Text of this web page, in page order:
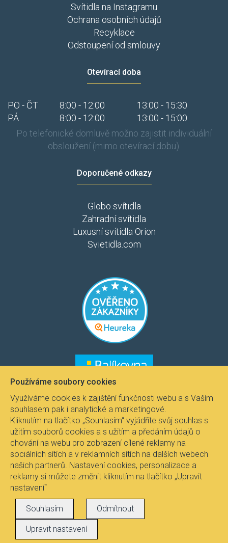
Svítidla na Instagramu
Ochrana osobních údajů
Recyklace
Odstoupení od smlouvy
Otevírací doba
PO - ČT 8:00 - 12:00
13:00 - 15:30
PÁ
8:00 - 12:00
13:00 - 15:00
Po telefonické domluvě možno zajistit individuální
obsloužení (mimo otevírací dobu).
Doporučené odkazy
Globo svítidla
Zahradní svítidla
Luxusní svítidla Orion
Svietidla.com
Všechna práva vyhrazena © 2021
lux s.r.o.
Používáme soubory cookies
Využíváme cookies k zajištění funkčnosti webu a s Vaším
souhlasem pak i analytické a marketingové.
Kliknutím na tlačítko „Souhlasím“ vyjádříte svůj souhlas s
užitím souborů cookies a s užitím a předáním údajů o
chování na webu pro zobrazení cílené reklamy na
sociálních sítích a v reklamních sítích na dalších webech
našich partnerů. Nastavení cookies, personalizace a
reklamy si můžete změnit kliknutím na tlačítko „Upravit
nastavení“
Souhlasím Odmítnout
Upravit nastavení